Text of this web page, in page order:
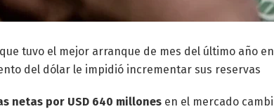
tuvo el mejor arranque de mes del último año
del dólar le impidió incrementar sus reservas
netas por USD 640 millones en el mercado